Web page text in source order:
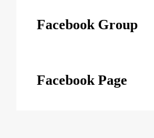
Facebook Group
Facebook Page